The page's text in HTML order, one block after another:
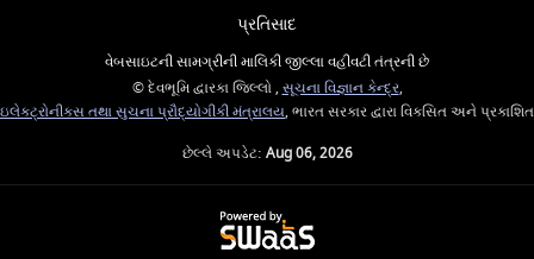
પ્રતિસાદ
વેબસાઇટની સામગ્રીની માલિકી જીલ્લા વહીવટી તંત્રની છે
© દેવભૂમિ દ્વારકા જિલ્લો , સૂચના વિજ્ઞાન કેન્દ્ર,
ઇલેક્ટ્રોનીક્સ તથા સુચના પ્રૌદ્યોગીકી મંત્રાલય, ભારત સરકાર દ્વારા વિકસિત અને પ્રકાશિત
છેલ્લે અપડેટ: Aug 06, 2026